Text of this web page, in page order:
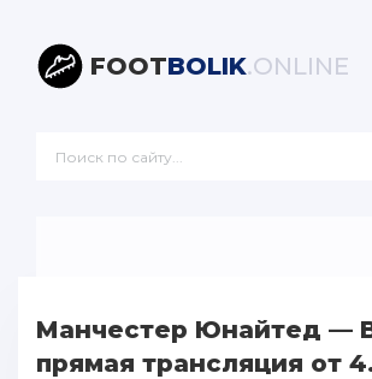
FOOTBOLIK.ONLINE
Манчестер Юнайтед —
прямая трансляция от